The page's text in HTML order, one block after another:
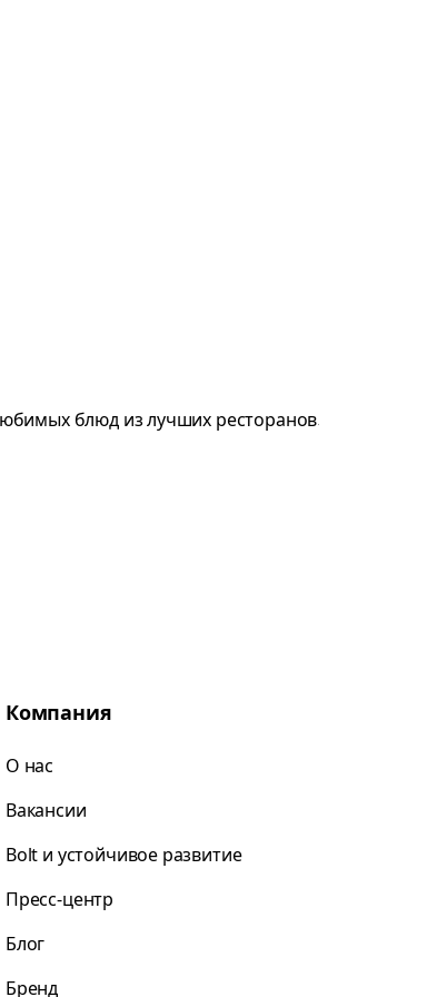
Компания
О нас
Вакансии
Bolt и устойчивое развитие
Пресс-центр
Блог
Бренд